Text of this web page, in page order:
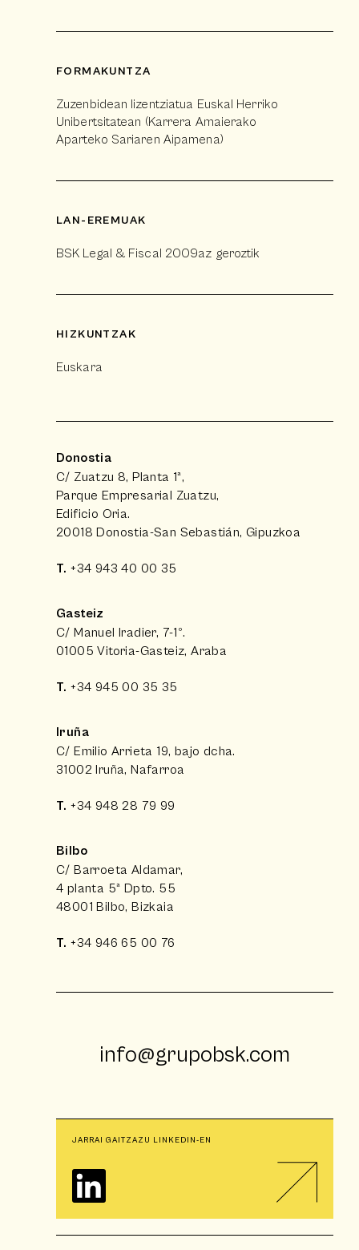
FORMAKUNTZA
Zuzenbidean lizentziatua Euskal Herriko
Unibertsitatean (Karrera Amaierako
Aparteko Sariaren Aipamena)
LAN-EREMUAK
BSK Legal & Fiscal 2009az geroztik
HIZKUNTZAK
Euskara
Donostia
C/ Zuatzu 8, Planta 1ª,
Parque Empresarial Zuatzu,
Edificio Oria.
20018 Donostia-San Sebastián, Gipuzkoa
T. +34 943 40 00 35
Gasteiz
C/ Manuel Iradier, 7-1º.
01005 Vitoria-Gasteiz, Araba
T. +34 945 00 35 35
Iruña
C/ Emilio Arrieta 19, bajo dcha.
31002 Iruña, Nafarroa
T. +34 948 28 79 99
Bilbo
C/ Barroeta Aldamar,
4 planta 5ª Dpto. 55
48001 Bilbo, Bizkaia
T. +34 946 65 00 76
info@grupobsk.com
JARRAI GAITZAZU LINKEDIN-EN